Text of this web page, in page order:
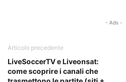
- Ads -
Articolo precedente
LiveSoccerTV e Liveonsat:
come scoprire i canali che